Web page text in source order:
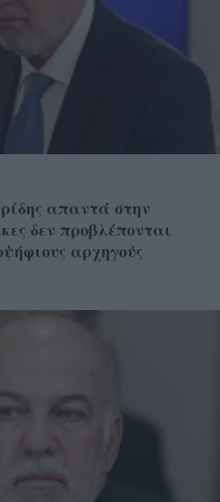
απαντά στην
δεν προβλέπονται
αρχηγούς